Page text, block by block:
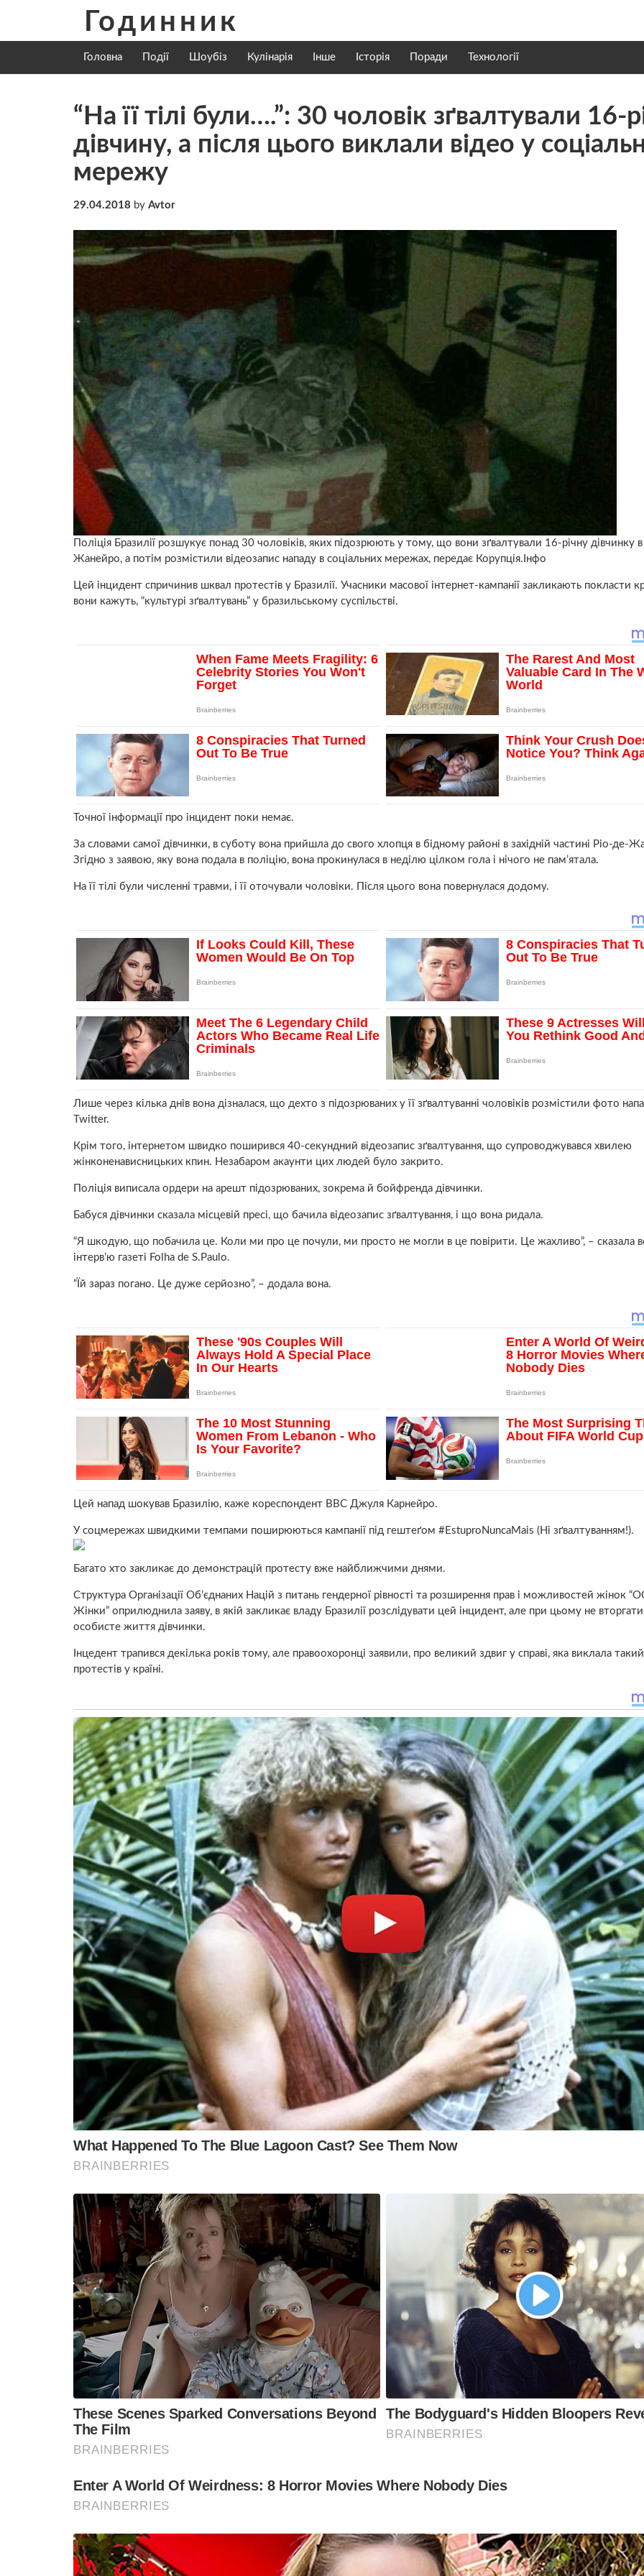
content
Годинник
Головна Події Шоубіз Кулінарія Інше Історія Поради Технології
“На її тілі були….”: 30 чоловік зґвалтували 16-
дівчину, а після цього виклали відео у
мережу
29.04.2018 by Avtor
Поліція Бразилії розшукує понад 30 чоловіків, яких підозрюють у тому, що вони зґвалтували 16-річну дівчинку
Жанейро, а потім розмістили відеозапис нападу в соціальних мережах, передає Корупція.Інфо
Цей інцидент спричинив шквал протестів у Бразилії. Учасники масової інтернет-кампанії закликають покласти
вони кажуть, “культурі зґвалтувань” у бразильському суспільстві.
Точної інформації про інцидент поки немає.
За словами самої дівчинки, в суботу вона прийшла до свого хлопця в бідному районі в західній частині Ріо-де-
Згідно з заявою, яку вона подала в поліцію, вона прокинулася в неділю цілком гола і нічого не пам’ятала.
На її тілі були численні травми, і її оточували чоловіки. Після цього вона повернулася додому.
Лише через кілька днів вона дізналася, що дехто з підозрюваних у її зґвалтуванні чоловіків розмістили фото
Twitter.
Крім того, інтернетом швидко поширився 40-секундний відеозапис зґвалтування, що супроводжувався хвилею
жінконенависницьких кпин. Незабаром акаунти цих людей було закрито.
Поліція виписала ордери на арешт підозрюваних, зокрема й бойфренда дівчинки.
Бабуся дівчинки сказала місцевій пресі, що бачила відеозапис зґвалтування, і що вона ридала.
“Я шкодую, що побачила це. Коли ми про це почули, ми просто не могли в це повірити. Це жахливо”, – сказала
інтерв’ю газеті Folha de S.Paulo.
“Їй зараз погано. Це дуже серйозно”, – додала вона.
Цей напад шокував Бразилію, каже кореспондент ВВС Джуля Карнейро.
У соцмережах швидкими темпами поширюються кампанії під гештеґом #EstuproNuncaMais (Ні зґвалтуванням!).
Багато хто закликає до демонстрацій протесту вже найближчими днями.
Структура Організації Об’єднаних Націй з питань гендерної рівності та розширення прав і можливостей жінок
Жінки” оприлюднила заяву, в якій закликає владу Бразилії розслідувати цей інцидент, але при цьому не
особисте життя дівчинки.
Інцедент трапився декілька років тому, але правоохоронці заявили, про великий здвиг у справі, яка виклала
протестів у країні.